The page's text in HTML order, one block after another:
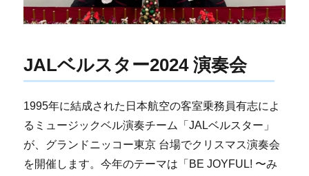
JALベルスター2024 演奏会
1995年に結成された日本航空の客室乗務員有志によ
るミュージックベル演奏チーム「JALベルスター」
が、グランドニッコー東京 台場でクリスマス演奏会
を開催します。今年のテーマは「BE JOYFUL! 〜み